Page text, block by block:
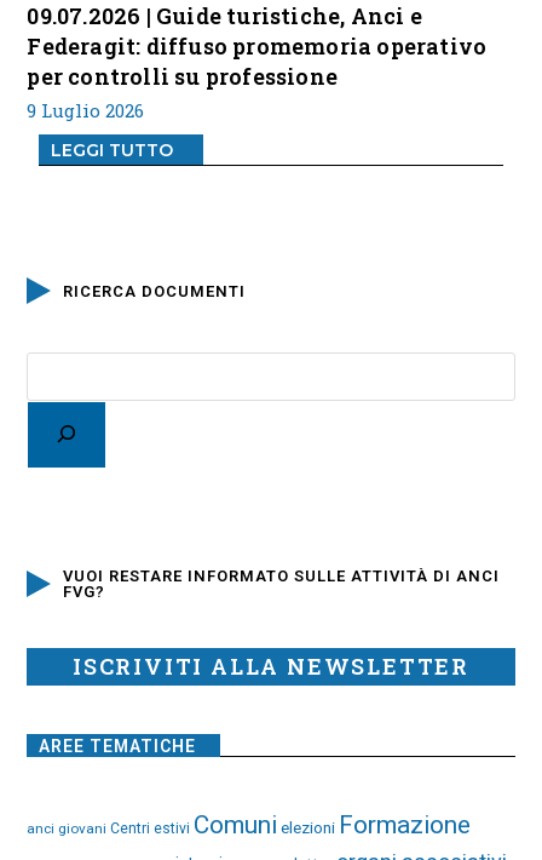
09.07.2026 | Guide turistiche, Anci e
Federagit: diffuso promemoria operativo
per controlli su professione
9 Luglio 2026
LEGGI TUTTO
RICERCA DOCUMENTI
VUOI RESTARE INFORMATO SULLE ATTIVITÀ DI ANCI
FVG?
ISCRIVITI ALLA NEWSLETTER
AREE TEMATICHE
anci giovani Centri estivi Comuni elezioni Formazione